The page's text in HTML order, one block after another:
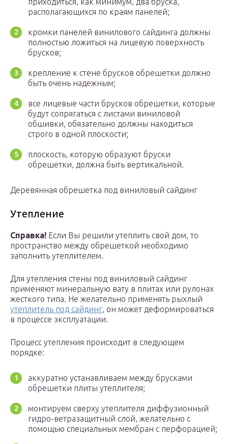
располагающихся по краям панелей;
кромки панелей винилового сайдинга должны
полностью ложиться на лицевую поверхность
брусков;
крепление к стене брусков обрешетки должно
быть очень надежным;
все лицевые части брусков обрешетки, которые
будут сопрягаться с листами виниловой
обшивки, обязательно должны находиться
строго в одной плоскости;
плоскость, которую образуют бруски
обрешетки, должна быть вертикальной.
Деревянная обрешетка под виниловый сайдинг
Утепление
Справка! Если Вы решили утеплить свой дом, то
пространство между обрешеткой необходимо
заполнить утеплителем.
Для утепления стены под виниловый сайдинг
применяют минеральную вату в плитах или рулонах
жесткого типа. Не желательно применять рыхлый
утеплитель под сайдинг, он может деформироваться
в процессе эксплуатации.
Процесс утепления происходит в следующем
порядке:
аккуратно устанавливаем между брусками
обрешетки плиты утеплителя;
монтируем сверху утеплителя диффузионный
гидро-ветразащитный слой, желательно с
помощью специальных мембран с перфорацией;